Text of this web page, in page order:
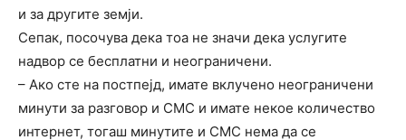
и за другите земји.
Сепак, посочува дека тоа не значи дека услугите
надвор се бесплатни и неограничени.
– Ако сте на постпејд, имате вклучено неограничени
минути за разговор и СМС и имате некое количество
интернет, тогаш минутите и СМС нема да се